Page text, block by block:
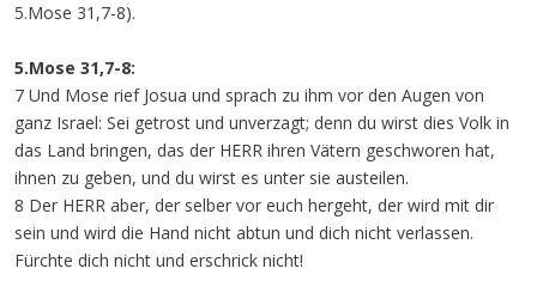
5.Mose 31,7-8).
5.Mose 31,7-8:
7 Und Mose rief Josua und sprach zu ihm vor den Augen von
ganz Israel: Sei getrost und unverzagt; denn du wirst dies Volk in
das Land bringen, das der HERR ihren Vätern geschworen hat,
ihnen zu geben, und du wirst es unter sie austeilen.
8 Der HERR aber, der selber vor euch hergeht, der wird mit dir
sein und wird die Hand nicht abtun und dich nicht verlassen.
Fürchte dich nicht und erschrick nicht!